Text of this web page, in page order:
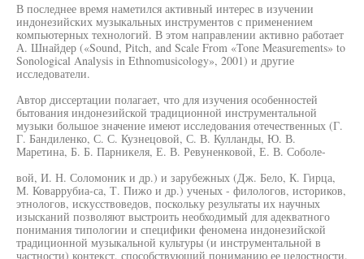
В последнее время наметился активный интерес в изучении
индонезийских музыкальных инструментов с применением
компьютерных технологий. В этом направлении активно работает
А. Шнайдер («Sound, Pitch, and Scale From «Tone Measurements» to
Sonological Analysis in Ethnomusicology», 2001) и другие
исследователи.
Автор диссертации полагает, что для изучения особенностей
бытования индонезийской традиционной инструментальной
музыки большое значение имеют исследования отечественных (Г.
Г. Бандиленко, С. С. Кузнецовой, С. В. Кулланды, Ю. В.
Маретина, Б. Б. Парникеля, Е. В. Ревуненковой, Е. В. Соболе-
вой, И. Н. Соломоник и др.) и зарубежных (Дж. Бело, К. Гирца,
М. Коваррубиа-са, Т. Пижо и др.) ученых - филологов, историков,
этнологов, искусствоведов, поскольку результаты их научных
изысканий позволяют выстроить необходимый для адекватного
понимания типологии и специфики феномена индонезийской
традиционной музыкальной культуры (и инструментальной в
частности) контекст, способствующий пониманию ее целостности.